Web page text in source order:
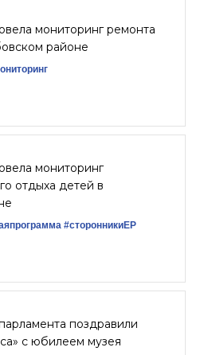
мониторинг ремонта
районе
мониторинг
отдыха детей в
#сторонникиЕР
поздравили
с юбилеем музея